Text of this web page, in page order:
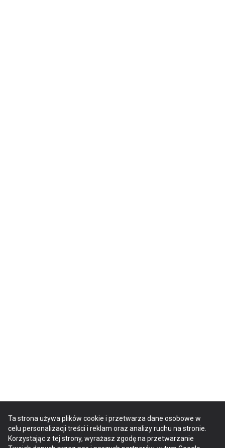
Ta strona używa plików cookie i przetwarza dane osobowe w
celu personalizacji treści i reklam oraz analizy ruchu na stronie.
Korzystając z tej strony, wyrażasz zgodę na przetwarzanie